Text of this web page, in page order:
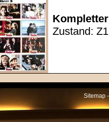
Zustand: Z1
Sitemap